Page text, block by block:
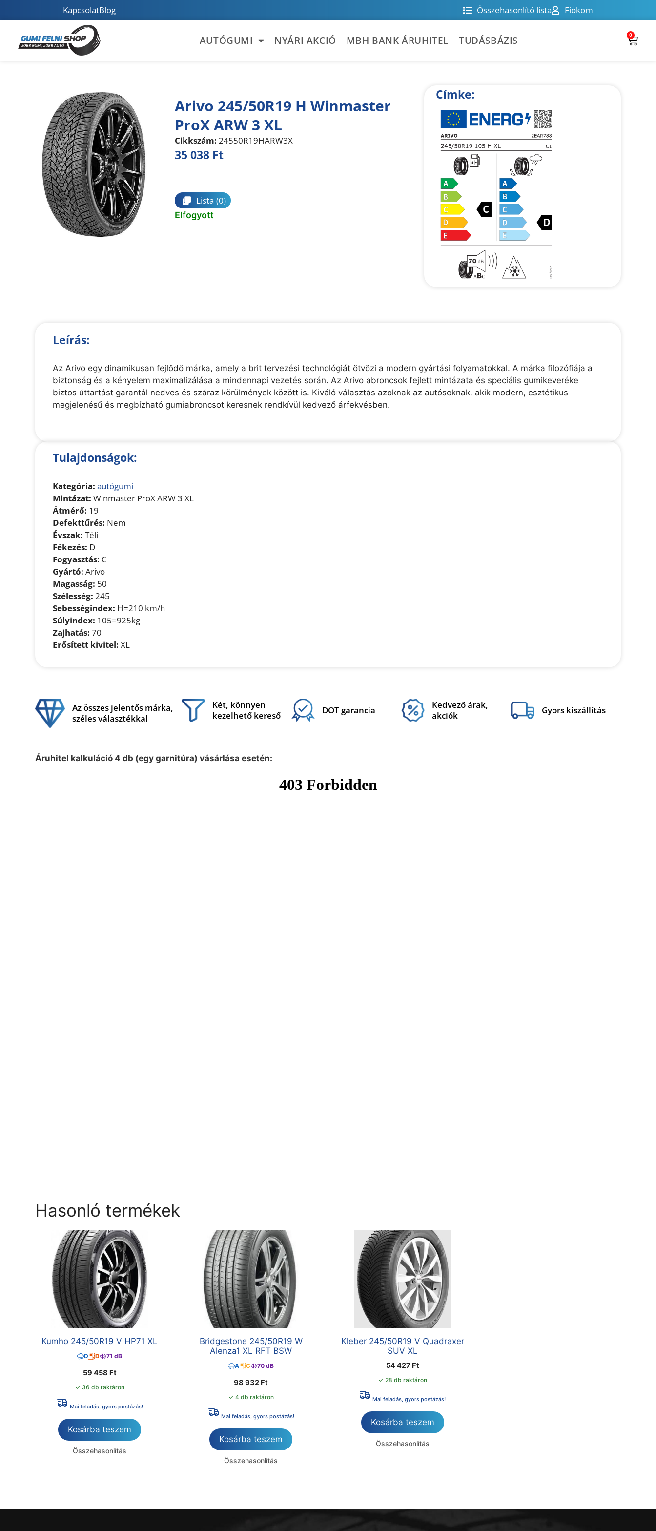
KapcsolatBlog Összehasonlító lista Fiókom
AUTÓGUMI NYÁRI AKCIÓ MBH BANK ÁRUHITEL TUDÁSBÁZIS 0
Arivo 245/50R19 H Winmaster
ProX ARW 3 XL
Cikkszám: 24550R19HARW3X
35 038 Ft
Lista (0)
Elfogyott
Címke:
Leírás:
Az Arivo egy dinamikusan fejlődő márka, amely a brit tervezési technológiát ötvözi a modern gyártási folyamatokkal. A márka filozófiája a
biztonság és a kényelem maximalizálása a mindennapi vezetés során. Az Arivo abroncsok fejlett mintázata és speciális gumikeveréke
biztos úttartást garantál nedves és száraz körülmények között is. Kiváló választás azoknak az autósoknak, akik modern, esztétikus
megjelenésű és megbízható gumiabroncsot keresnek rendkívül kedvező árfekvésben.
Tulajdonságok:
Kategória: autógumi
Mintázat: Winmaster ProX ARW 3 XL
Átmérő: 19
Defekttűrés: Nem
Évszak: Téli
Fékezés: D
Fogyasztás: C
Gyártó: Arivo
Magasság: 50
Szélesség: 245
Sebességindex: H=210 km/h
Súlyindex: 105=925kg
Zajhatás: 70
Erősített kivitel: XL
Az összes jelentős márka,
széles választékkal
Két, könnyen
kezelhető kereső
DOT garancia
Kedvező árak,
akciók
Gyors kiszállítás
Áruhitel kalkuláció 4 db (egy garnitúra) vásárlása esetén:
Hasonló termékek
Kumho 245/50R19 V HP71 XL
D D 71 dB
59 458 Ft
✓ 36 db raktáron
Mai feladás, gyors postázás!
Kosárba teszem
Összehasonlítás
Bridgestone 245/50R19 W
Alenza1 XL RFT BSW
A C 70 dB
98 932 Ft
✓ 4 db raktáron
Mai feladás, gyors postázás!
Kosárba teszem
Összehasonlítás
Kleber 245/50R19 V Quadraxer
SUV XL
54 427 Ft
✓ 28 db raktáron
Mai feladás, gyors postázás!
Kosárba teszem
Összehasonlítás